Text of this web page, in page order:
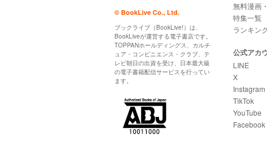
© BookLive Co., Ltd.
ブックライブ（BookLive!）は、
BookLiveが運営する電子書店です。
TOPPANホールディングス、カルチ
ュア・コンビニエンス・クラブ、テ
レビ朝日の出資を受け、日本最大級
の電子書籍配信サービスを行ってい
ます。
無料漫画
特集一覧
ランキン
公式アカ
LINE
X
Instagram
TikTok
YouTube
Facebook